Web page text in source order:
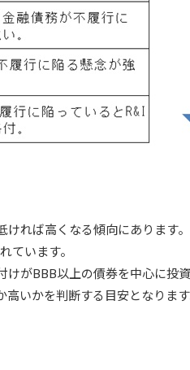
れば高くなる傾向にあります。
ています。
がBBB以上の債券を中心に投
いかを判断する目安となります